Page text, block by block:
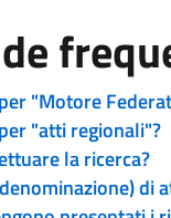
"Motore
"atti regionali"?
la ricerca?
di